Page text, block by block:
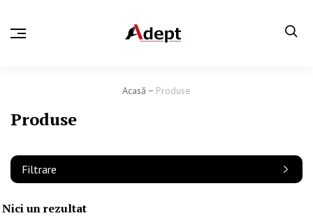
Acasă Produse
Produse
Filtrare
Nici un rezultat